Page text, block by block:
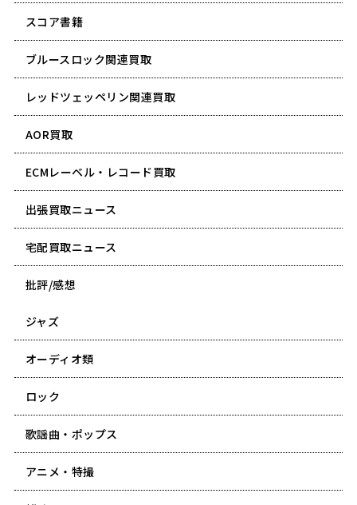
スコア書籍
ブルースロック関連買取
レッドツェッペリン関連買取
AOR買取
ECMレーベル・レコード買取
出張買取ニュース
宅配買取ニュース
批評/感想
ジャズ
オーディオ類
ロック
歌謡曲・ポップス
アニメ・特撮